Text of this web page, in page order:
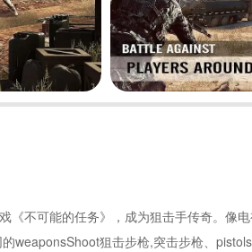
《不可能的任务》，成为狙击手传奇。像
weaponsShoot狙击步枪,突击步枪、